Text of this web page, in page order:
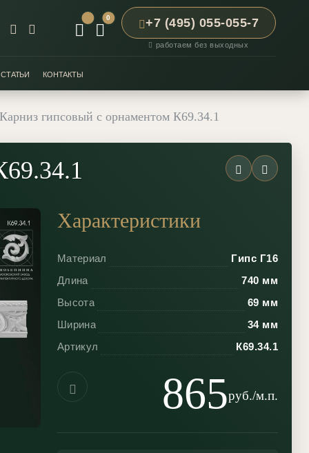
0 +7 (495) 055-055-7
работаем без выходных
СТАТЬИ КОНТАКТЫ
Карниз гипсовый с орнаментом К69.34.1
Характеристики
Материал
Гипс Г16
Длина
740 мм
Высота
69 мм
Ширина
34 мм
Артикул
К69.34.1
865руб./м.п.